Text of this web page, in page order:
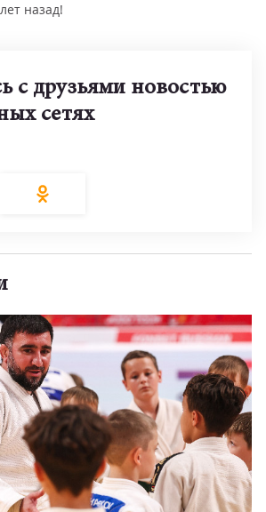
назад!
с друзьями новостью
сетях